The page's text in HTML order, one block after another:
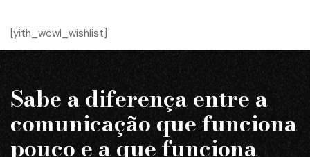
[yith_wcwl_wishlist]
Sabe a diferença entre a
comunicação que funciona
pouco e a que funciona